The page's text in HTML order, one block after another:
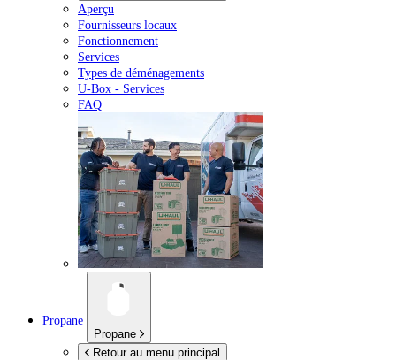
Aperçu
Fournisseurs locaux
Fonctionnement
Services
Types de déménagements
U-Box - Services
FAQ
Propane
Propane
Retour au menu principal